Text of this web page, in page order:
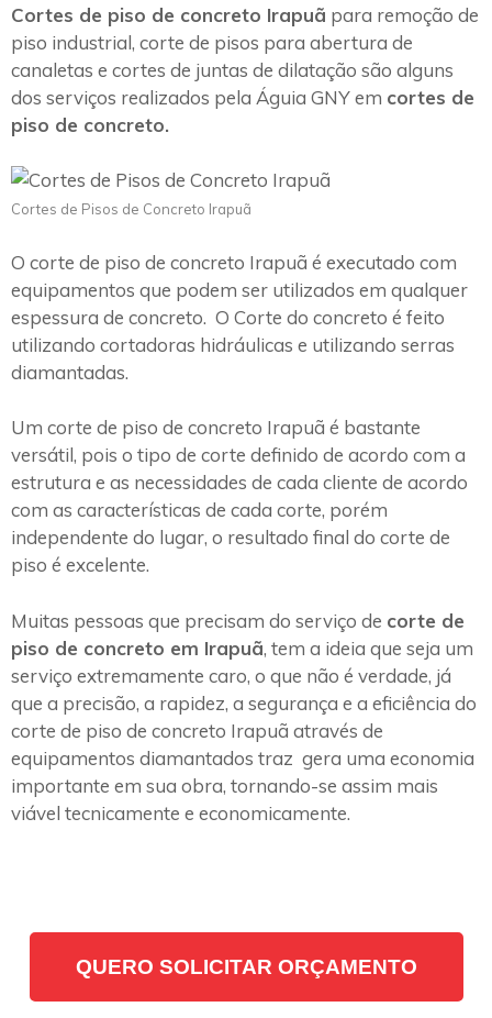
Cortes de piso de concreto Irapuã para remoção de
piso industrial, corte de pisos para abertura de
canaletas e cortes de juntas de dilatação são alguns
dos serviços realizados pela Águia GNY em cortes de
piso de concreto.
Cortes de Pisos de Concreto Irapuã
O corte de piso de concreto Irapuã é executado com
equipamentos que podem ser utilizados em qualquer
espessura de concreto. O Corte do concreto é feito
utilizando cortadoras hidráulicas e utilizando serras
diamantadas.
Um corte de piso de concreto Irapuã é bastante
versátil, pois o tipo de corte definido de acordo com a
estrutura e as necessidades de cada cliente de acordo
com as características de cada corte, porém
independente do lugar, o resultado final do corte de
piso é excelente.
Muitas pessoas que precisam do serviço de corte de
piso de concreto em Irapuã, tem a ideia que seja um
serviço extremamente caro, o que não é verdade, já
que a precisão, a rapidez, a segurança e a eficiência do
corte de piso de concreto Irapuã através de
equipamentos diamantados traz gera uma economia
importante em sua obra, tornando-se assim mais
viável tecnicamente e economicamente.
QUERO SOLICITAR ORÇAMENTO